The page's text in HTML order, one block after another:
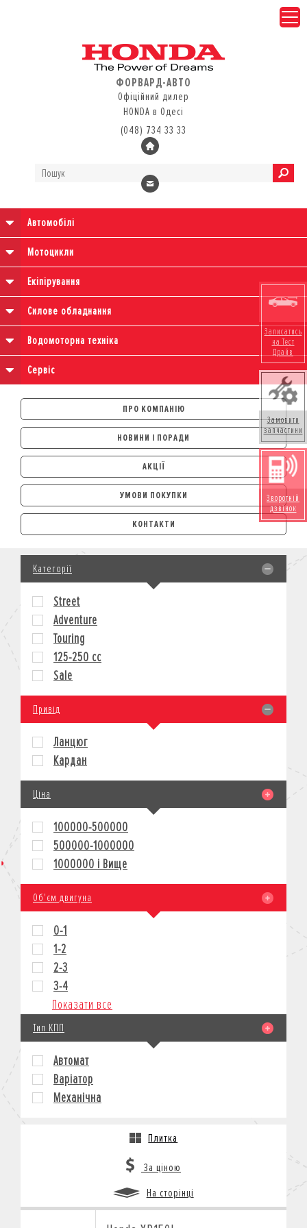
ФОРВАРД-АВТО
Офіційний дилер
HONDA в Одесі
(048) 734 33 33
Автомобілі
Мотоцикли
Екіпірування
Силове обладнання
Водомоторна техніка
Сервіс
ПРО КОМПАНІЮ
НОВИНИ І ПОРАДИ
АКЦІЇ
УМОВИ ПОКУПКИ
АВТОМОБІЛІ
ЛІЗИНГ
КРЕДИТ
СТРАХУВАННЯ
КОРПОРАТИВНИМ КЛІЄНТАМ
МОТОЦИКЛИ
КРЕДИТ
СТРАХУВАННЯ
КОРПОРАТИВНИМ КЛІЄНТАМ
КОНТАКТИ
Записатись
на Тест
Драйв
Замовити
запчастини
Зворотній
дзвінок
Категорії
Street
Adventure
Touring
125-250 cc
Sale
Привід
Ланцюг
Кардан
Ціна
100000-500000
500000-1000000
1000000 і Вище
Об'єм двигуна
0-1
1-2
2-3
3-4
Показати все
Тип КПП
Автомат
Варіатор
Механічна
Плитка
За ціною
На сторінці